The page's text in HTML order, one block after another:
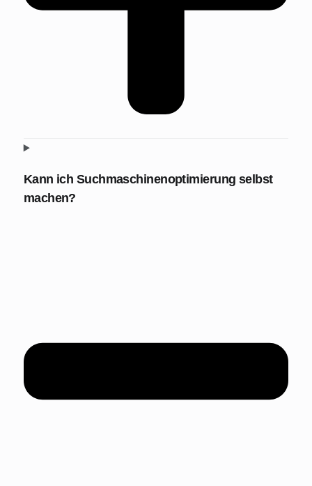
Kann ich Suchmaschinenoptimierung selbst
machen?